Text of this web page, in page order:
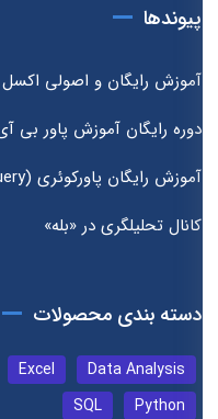
پیوندها
آموزش رایگان و اصولی اکسل (Excel)
دوره رایگان آموزش پاور بی آی (Power BI)
آموزش رایگان پاورکوئری (Power Query)
کانال تحلیلگری در «بله»
دسته بندی محصولات
Data Analysis
Excel
Python
SQL